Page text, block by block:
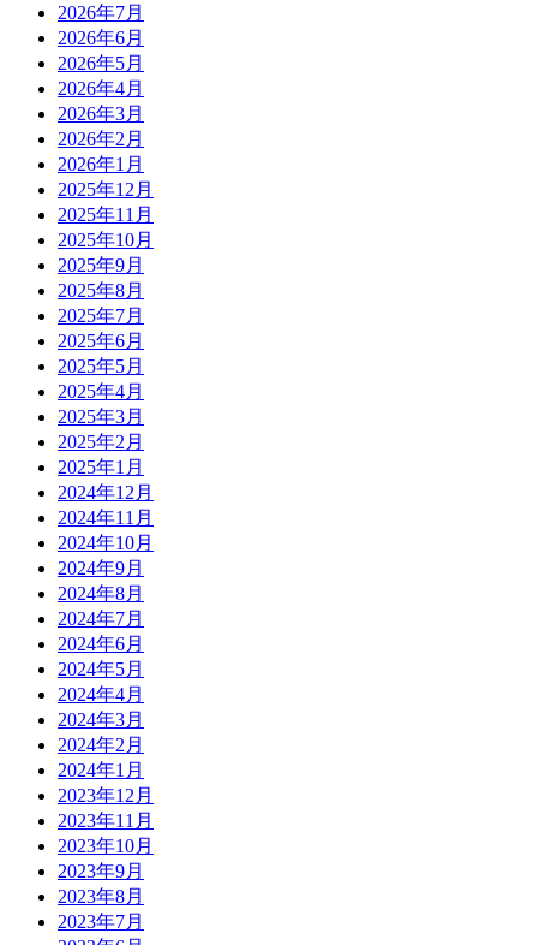
2026年7月
2026年6月
2026年5月
2026年4月
2026年3月
2026年2月
2026年1月
2025年12月
2025年11月
2025年10月
2025年9月
2025年8月
2025年7月
2025年6月
2025年5月
2025年4月
2025年3月
2025年2月
2025年1月
2024年12月
2024年11月
2024年10月
2024年9月
2024年8月
2024年7月
2024年6月
2024年5月
2024年4月
2024年3月
2024年2月
2024年1月
2023年12月
2023年11月
2023年10月
2023年9月
2023年8月
2023年7月